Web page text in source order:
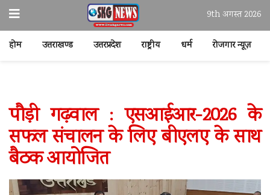
9th अगस्त 2026
होम उत्तराखण्ड उत्तरप्रदेश राष्ट्रीय धर्म रोजगार न्यूज़
पौड़ी गढ़वाल : एसआईआर-2026 के
सफल संचालन के लिए बीएलए के साथ
बैठक आयोजित